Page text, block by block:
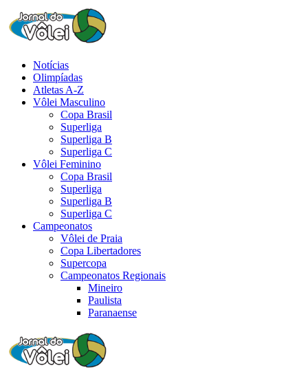
Notícias
Olimpíadas
Atletas A-Z
Vôlei Masculino
Copa Brasil
Superliga
Superliga B
Superliga C
Vôlei Feminino
Copa Brasil
Superliga
Superliga B
Superliga C
Campeonatos
Vôlei de Praia
Copa Libertadores
Supercopa
Campeonatos Regionais
Mineiro
Paulista
Paranaense